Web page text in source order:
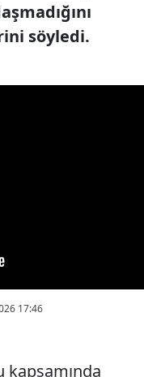
söyledi.
17:46
kapsamında